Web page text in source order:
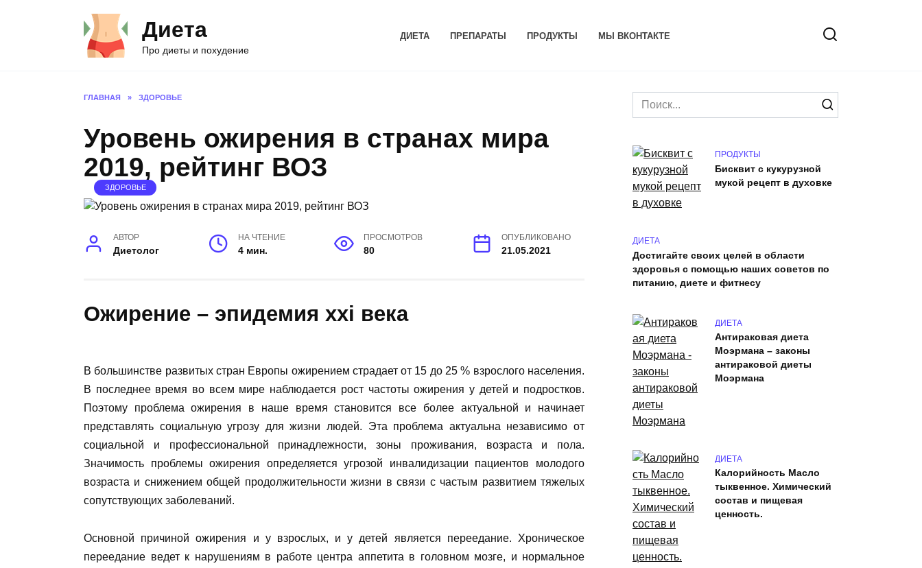
Диета
Про диеты и похудение
ДИЕТА ПРЕПАРАТЫ ПРОДУКТЫ МЫ ВКОНТАКТЕ
ГЛАВНАЯ » ЗДОРОВЬЕ
Уровень ожирения в странах мира
2019, рейтинг ВОЗ
ЗДОРОВЬЕ
АВТОР
Диетолог
НА ЧТЕНИЕ
4 мин.
ПРОСМОТРОВ
80
ОПУБЛИКОВАНО
21.05.2021
Ожирение – эпидемия xxi века
В большинстве развитых стран Европы ожирением страдает от 15 до 25 % взрослого населения.
В последнее время во всем мире наблюдается рост частоты ожирения у детей и подростков.
Поэтому проблема ожирения в наше время становится все более актуальной и начинает
представлять социальную угрозу для жизни людей. Эта проблема актуальна независимо от
социальной и профессиональной принадлежности, зоны проживания, возраста и пола.
Значимость проблемы ожирения определяется угрозой инвалидизации пациентов молодого
возраста и снижением общей продолжительности жизни в связи с частым развитием тяжелых
сопутствующих заболеваний.
Основной причиной ожирения и у взрослых, и у детей является переедание. Хроническое
переедание ведет к нарушениям в работе центра аппетита в головном мозге, и нормальное
Search
for:
ПРОДУКТЫ
Бисквит с кукурузной
мукой рецепт в духовке
ДИЕТА
Достигайте своих целей в области
здоровья с помощью наших советов по
питанию, диете и фитнесу
ДИЕТА
Антираковая диета
Моэрмана – законы
антираковой диеты
Моэрмана
ДИЕТА
Калорийность Масло
тыквенное. Химический
состав и пищевая
ценность.